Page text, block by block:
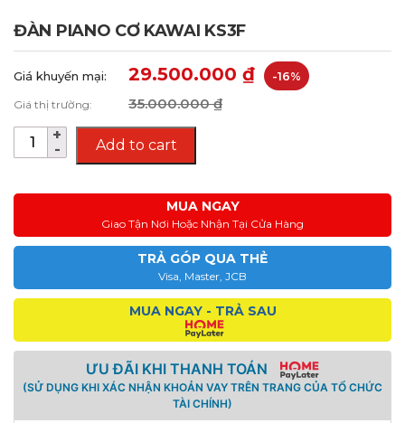
ĐÀN PIANO CƠ KAWAI KS3F
Giá khuyến mại: 29.500.000 ₫ -16%
Giá thị trường: 35.000.000₫
Add to cart
MUA NGAY
Giao Tận Nơi Hoặc Nhận Tại Cửa Hàng
TRẢ GÓP QUA THẺ
Visa, Master, JCB
MUA NGAY - TRẢ SAU
ƯU ĐÃI KHI THANH TOÁN
(SỬ DỤNG KHI XÁC NHẬN KHOẢN VAY TRÊN TRANG CỦA TỔ CHỨC
TÀI CHÍNH)